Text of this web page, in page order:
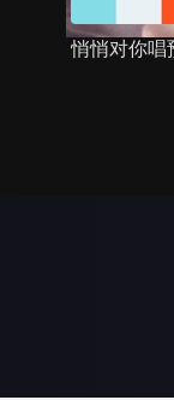
悄悄对你唱